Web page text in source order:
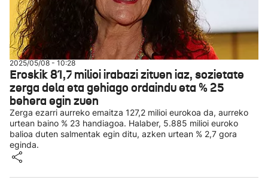
2025/05/08 - 10:28
Eroskik 81,7 milioi irabazi zituen iaz, sozietate
zerga dela eta gehiago ordaindu eta % 25
behera egin zuen
Zerga ezarri aurreko emaitza 127,2 milioi eurokoa da, aurreko
urtean baino % 23 handiagoa. Halaber, 5.885 milioi euroko
balioa duten salmentak egin ditu, azken urtean % 2,7 gora
eginda.